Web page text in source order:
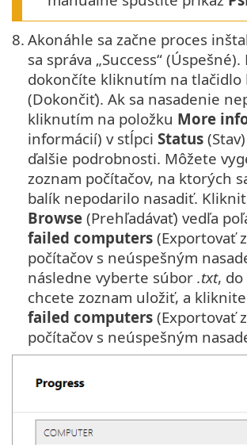
8. Akonáhle sa začne proces
sa správa „Success“
dokončíte kliknutím na tlačidlo
(Dokončiť). Ak sa nasadenie
kliknutím na položku More
informácií) v stĺpci Status
ďalšie podrobnosti. Môžete
zoznam počítačov, na ktorých
balík nepodarilo nasadiť.
Browse (Prehľadávať) vedľa
failed computers (Exportovať
počítačov s neúspešným
následne vyberte súbor .txt,
chcete zoznam uložiť, a
failed computers (Exportovať
počítačov s neúspešným